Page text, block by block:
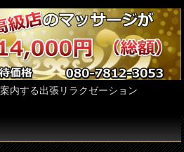
内する出張リラクゼーション